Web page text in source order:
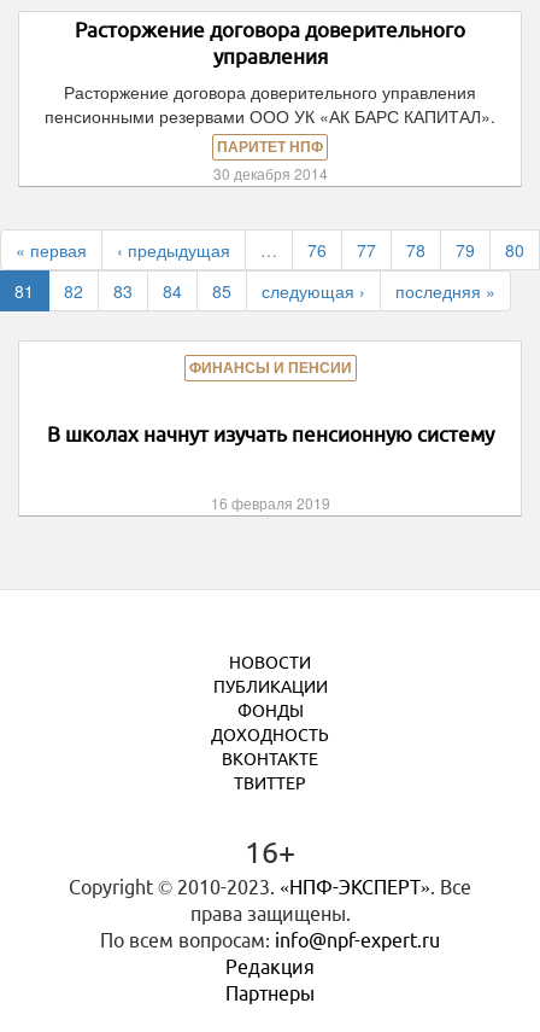
Расторжение договора доверительного
управления
Расторжение договора доверительного управления
пенсионными резервами ООО УК «АК БАРС КАПИТАЛ».
ПАРИТЕТ НПФ
30 декабря 2014
« первая ‹ предыдущая … 76 77 78 79
80
81
82 83 84 85 следующая › последняя »
ФИНАНСЫ И ПЕНСИИ
В школах начнут изучать пенсионную систему
16 февраля 2019
НОВОСТИ
ПУБЛИКАЦИИ
ФОНДЫ
ДОХОДНОСТЬ
ВКОНТАКТЕ
ТВИТТЕР
16+
Copyright © 2010-2023. «НПФ-ЭКСПЕРТ». Все
права защищены.
По всем вопросам: info@npf-expert.ru
Редакция
Партнеры